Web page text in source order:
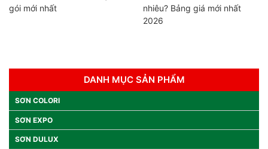
gói mới nhất
nhiêu? Bảng giá mới nhất
2026
DANH MỤC SẢN PHẨM
SƠN COLORI
SƠN EXPO
SƠN DULUX